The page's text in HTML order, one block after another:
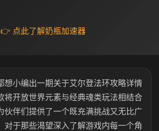
👉 点此了解奶瓶加速器
想小编出一期关于艾尔登法环攻略详情
将开放世界元素与经典魂类玩法相结合
伙伴们提供了一个既充满挑战又无比广
对于那些渴望深入了解游戏内每一个角